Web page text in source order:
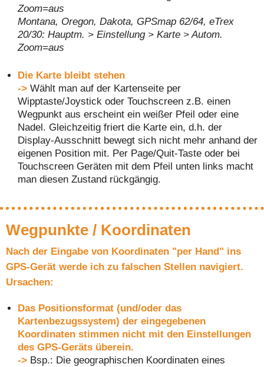
Zoom=aus
Montana, Oregon, Dakota, GPSmap 62/64, eTrex
20/30: Hauptm. > Einstellung > Karte > Autom.
Zoom=aus
Die Karte bleibt stehen
-> Wählt man auf der Kartenseite per
Wipptaste/Joystick oder Touchscreen z.B. einen
Wegpunkt aus erscheint ein weißer Pfeil oder eine
Nadel. Gleichzeitig friert die Karte ein, d.h. der
Display-Ausschnitt bewegt sich nicht mehr anhand der
eigenen Position mit. Per Page/Quit-Taste oder bei
Touchscreen Geräten mit dem Pfeil unten links macht
man diesen Zustand rückgängig.
Wegpunkte / Koordinaten
Nach der Eingabe von Koordinaten "per Hand" ins
GPS-Gerät werde ich zu falschen Stellen navigiert.
Ursachen:
Das Positionsformat (und/oder das
Kartenbezugssystem) der eingegebenen
Koordinaten stimmen nicht mit den Einstellungen
des GPS-Geräts überein.
-> Bsp.: Die geographischen Koordinaten eines